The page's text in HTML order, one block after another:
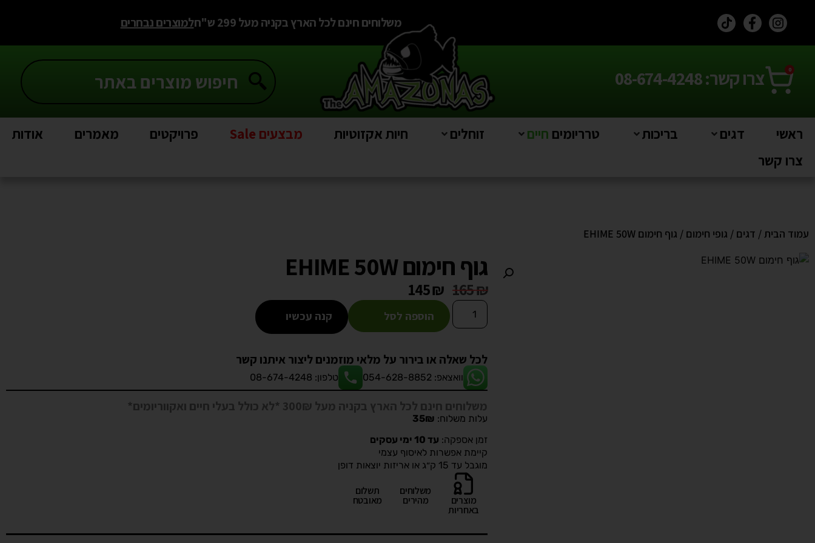
משלוחים חינם לכל הארץ בקניה מעל 299 ש"ח למוצרים נבחרים
0 צרו קשר: 08-674-4248
ראשי דגים בריכות טרריומים חיים זוחלים חיות אקזוטיות מבצעים Sale פרויקטים מאמרים
אודות
צרו קשר
עמוד הבית/ דגים / גופי חימום / גוף חימום EHIME 50W
גוף חימום EHIME 50W
165₪
145₪
הוספה לסל קנה עכשיו
לכל שאלה או בירור על מלאי מוזמנים ליצור איתנו קשר
וואצאפ: 054-628-8852 טלפון: 08-674-4248
משלוחים חינם לכל הארץ בקניה מעל 300₪ *לא כולל בעלי חיים ואקווריומים*
עלות משלוח: 35₪
זמן אספקה: עד 10 ימי עסקים
קיימת אפשרות לאיסוף עצמי
מוגבל עד 15 ק״ג או אריזות יוצאות דופן
מוצרים
באחריות
משלוחים
מהירים
תשלום
מאובטח